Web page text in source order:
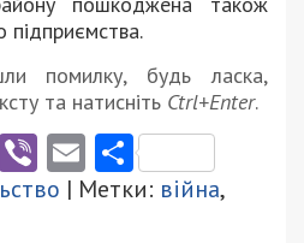
підприємства.
помилку, будь ласка,
та натисніть Ctrl+Enter.
WhatsApp
ViberEmail
| Метки: війна,